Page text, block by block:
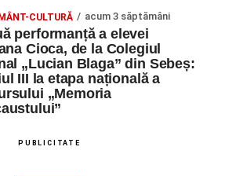
CULTURĂ acum 3 săptămâni
performanță a elevei
Cioca, de la Colegiul
„Lucian Blaga” din Sebeș:
III la etapa națională a
„Memoria
PUBLICITATE